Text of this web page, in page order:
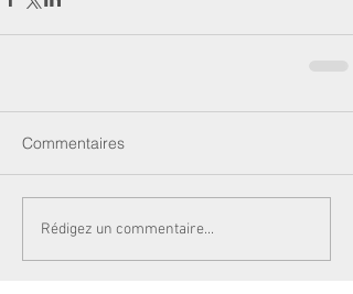
Commentaires
Rédigez un commentaire...